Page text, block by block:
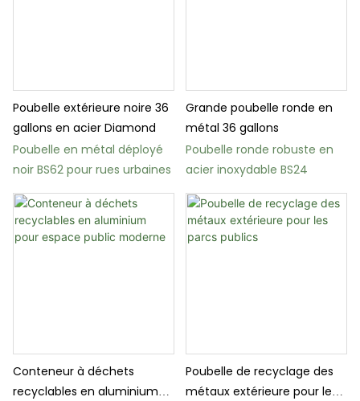
Poubelle extérieure noire 36
gallons en acier Diamond
Poubelle en métal déployé
noir BS62 pour rues urbaines
Grande poubelle ronde en
métal 36 gallons
Poubelle ronde robuste en
acier inoxydable BS24
Conteneur à déchets
recyclables en aluminium
Poubelle de recyclage des
métaux extérieure pour les